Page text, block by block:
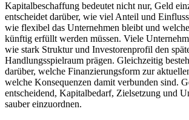
Kapitalbeschaffung bedeutet nicht nur, Geld
entscheidet darüber, wie viel Anteil und
wie flexibel das Unternehmen bleibt und
künftig erfüllt werden müssen. Viele
wie stark Struktur und Investorenprofil den
Handlungsspielraum prägen. Gleichzeitig
darüber, welche Finanzierungsform zur
welche Konsequenzen damit verbunden sind.
entscheidend, Kapitalbedarf, Zielsetzung und
sauber einzuordnen.